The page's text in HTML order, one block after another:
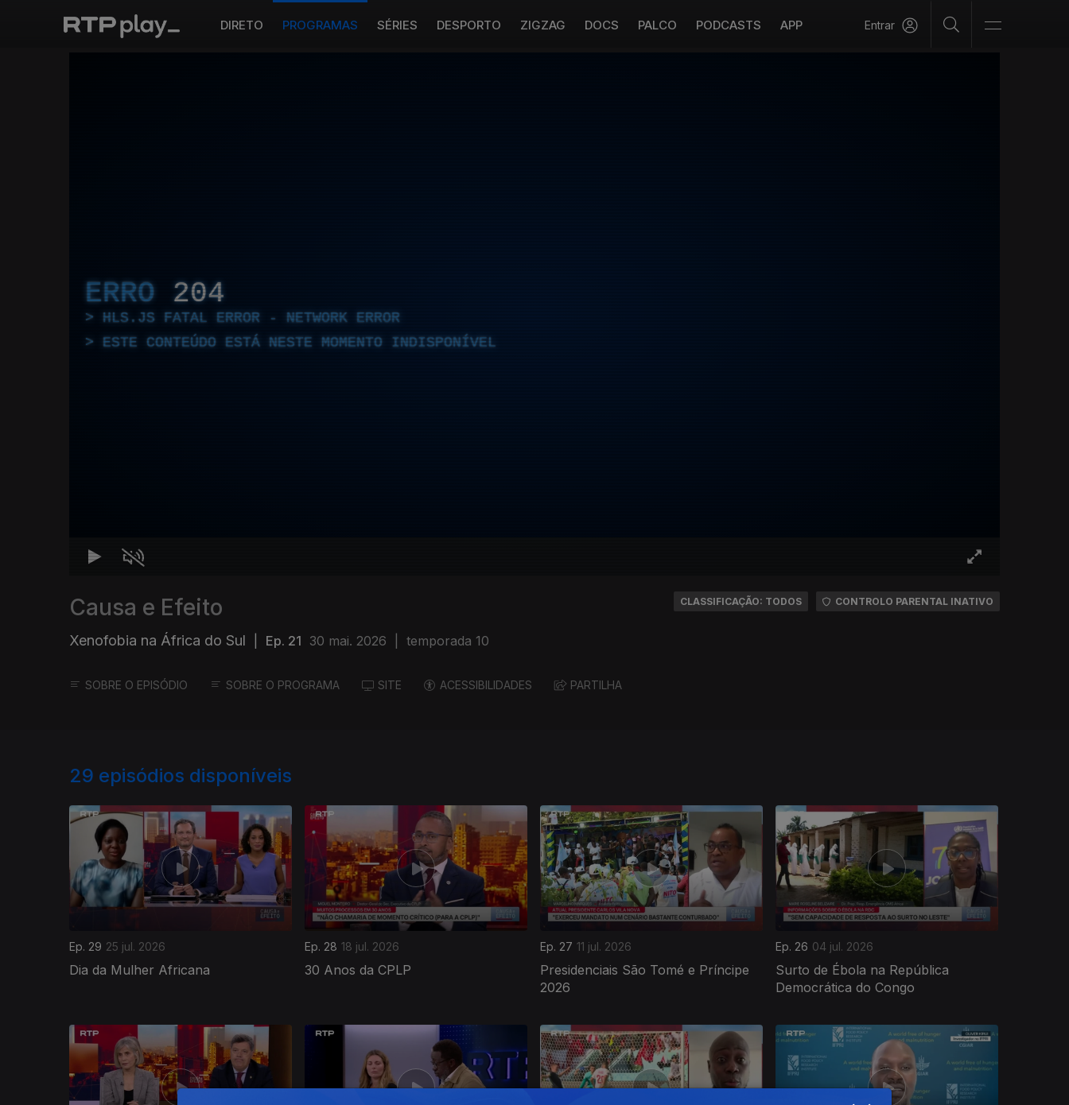
DIRETO PROGRAMAS SÉRIES DESPORTO ZIGZAG DOCS PALCO PODCASTS APP Entrar
ERRO 204
HLS.JS FATAL ERROR - NETWORK ERROR
ESTE CONTEÚDO ESTÁ NESTE MOMENTO INDISPONÍVEL
Causa e Efeito
Xenofobia na África do Sul Ep. 21 30 mai. 2026 temporada 10
CLASSIFICAÇÃO: TODOS CONTROLO PARENTAL INATIVO
SOBRE O EPISÓDIO SOBRE O PROGRAMA SITE ACESSIBILIDADES PARTILHA
29 episódios disponíveis
Ep. 29 25 jul. 2026
Dia da Mulher Africana
Ep. 28 18 jul. 2026
30 Anos da CPLP
Ep. 27 11 jul. 2026
Presidenciais São Tomé e Príncipe
2026
Ep. 26 04 jul. 2026
Surto de Ébola na República
Democrática do Congo